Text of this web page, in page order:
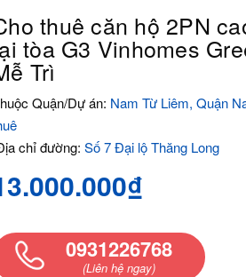
thuê căn hộ 2PN
tòa G3 Vinhomes
Trì
Quận/Dự án: Nam Từ Liêm, Quận
chỉ đường: Số 7 Đại lộ Thăng Long
0931226768
(Liên hệ ngay)